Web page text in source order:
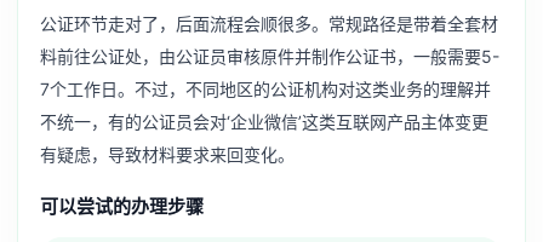
公证环节走对了，后面流程会顺很多。常规路径是带着全套材
料前往公证处，由公证员审核原件并制作公证书，一般需要5-
7个工作日。不过，不同地区的公证机构对这类业务的理解并
不统一，有的公证员会对‘企业微信’这类互联网产品主体变更
有疑虑，导致材料要求来回变化。
可以尝试的办理步骤